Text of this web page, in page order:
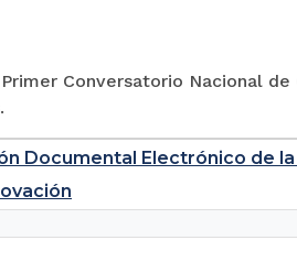
Conversatorio Nacional
Documental Electrónico de